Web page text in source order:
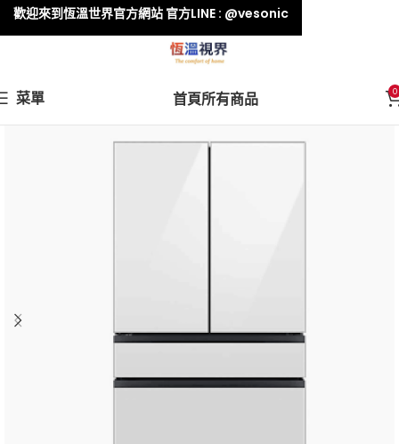
菜單 首頁所有商品 0
歡迎來到恆溫世界官方網站 官方LINE : @vesonic